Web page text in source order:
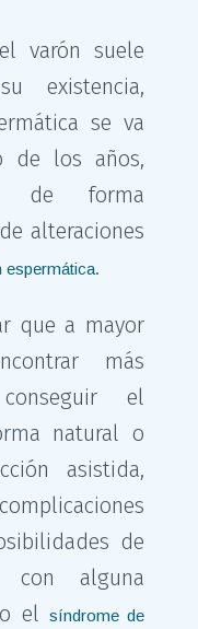
varón suele
existencia,
se va
de los años,
de forma
alteraciones
espermática.
que a mayor
más
el
natural o
asistida,
de
alguna
el síndrome de